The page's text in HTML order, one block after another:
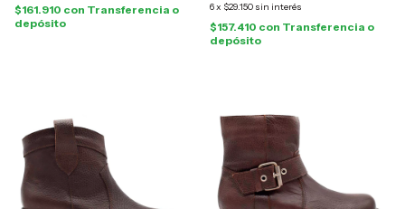
$161.910 con Transferencia o
depósito
6x $29.150 sin interés
$157.410 con Transferencia o
depósito